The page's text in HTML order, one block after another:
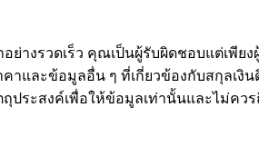
างรวดเร็ว คุณเป็นผู้รับผิดชอบแต่เพี
และข้อมูลอื่น ๆ ที่เกี่ยวข้องกับสกุลเ
ะสงค์เพื่อให้ข้อมูลเท่านั้นและไม่คว